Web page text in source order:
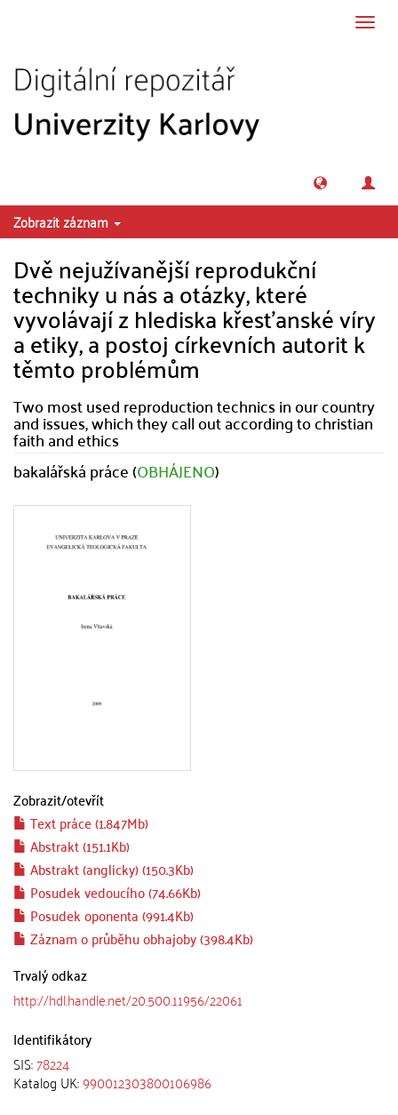
Zobrazit záznam
Dvě nejužívanější reprodukční
techniky u nás a otázky, které
vyvolávají z hlediska křesťanské víry
a etiky, a postoj církevních autorit k
těmto problémům
Two most used reproduction technics in our country
and issues, which they call out according to christian
faith and ethics
bakalářská práce (OBHÁJENO)
Zobrazit/otevřít
Text práce (1.847Mb)
Abstrakt (151.1Kb)
Abstrakt (anglicky) (150.3Kb)
Posudek vedoucího (74.66Kb)
Posudek oponenta (991.4Kb)
Záznam o průběhu obhajoby (398.4Kb)
Trvalý odkaz
http://hdl.handle.net/20.500.11956/22061
Identifikátory
SIS:78224
Katalog UK:990012303800106986